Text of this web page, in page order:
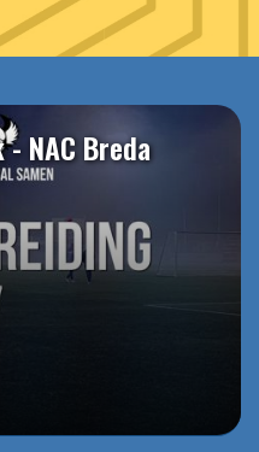
NAC Breda